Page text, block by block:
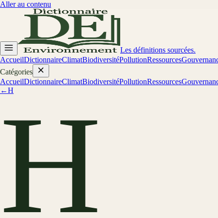
Aller au contenu
Les définitions sourcées.
AccueilDictionnaireClimatBiodiversitéPollutionRessources
Catégories
AccueilDictionnaireClimatBiodiversitéPollutionRessources
←H
H